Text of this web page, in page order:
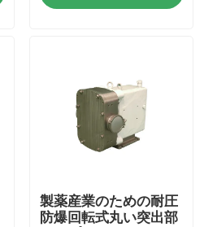
製薬産業のための耐圧
防爆回転式丸い突出部